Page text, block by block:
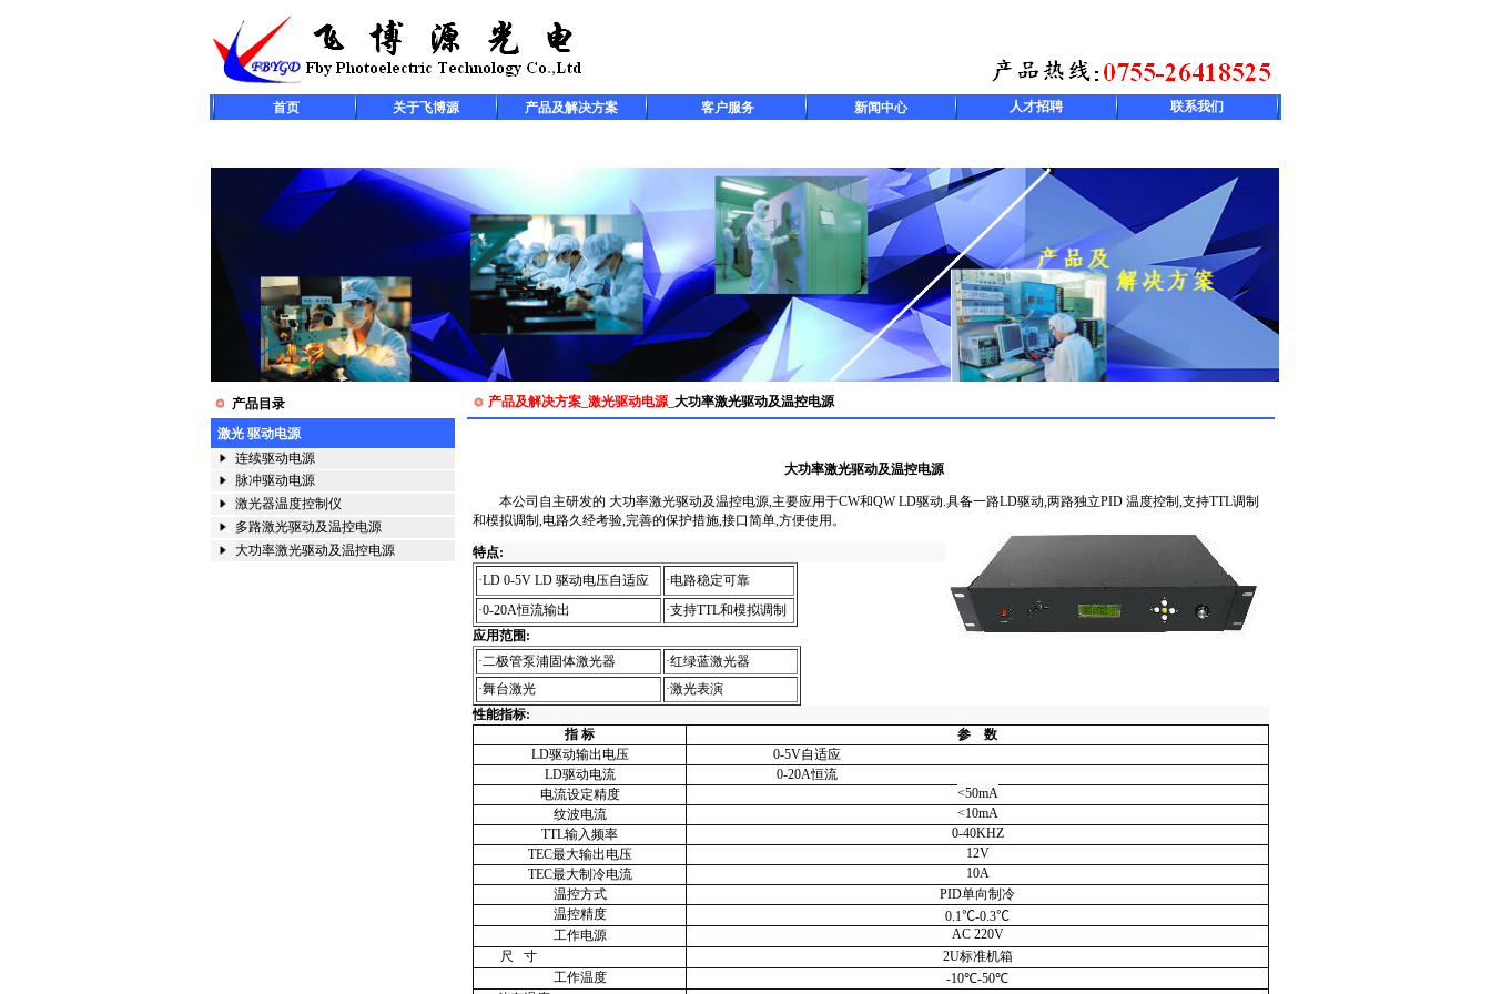
首页 关于飞博源 产品及解决方案 客户服务 新闻中心 人才招聘 联系我们
产品目录
激光 驱动电源
连续驱动电源
脉冲驱动电源
激光器温度控制仪
多路激光驱动及温控电源
大功率激光驱动及温控电源
产品及解决方案 激光驱动电源_ 大功率激光驱动及温控电源
大功率激光驱动及温控电源
本公司自主研发的 大功率激光驱动及温控电源,主要应用于CW和QW LD驱动.具备一路LD驱动,两路独立PID 温度控制,支持TTL调制
和模拟调制,电路久经考验,完善的保护措施,接口简单,方便使用 。
特点:
·LD 0-5V LD 驱动电压自适应
·电路稳定可靠
·0-20A恒流输出 ·支持TTL和模拟调制
应用范围:
·二极管泵浦固体激光器 ·红绿蓝激光器
·舞台激光 ·激光表演
性能指标:
指 标
参 数
LD驱动输出电压
0-5V自适应
LD驱动电流
0-20A恒流
电流设定精度
<50mA
纹波电流
<10mA
TTL输入频率
0-40KHZ
TEC最大输出电压
12V
TEC最大制冷电流
10A
温控方式
PID单向制冷
温控精度
0.1℃-0.3℃
工作电源
AC 220V
尺 寸
2U标准机箱
工作温度
-10℃-50℃